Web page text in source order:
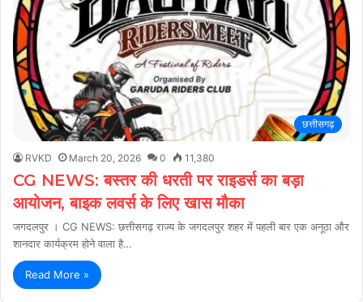
छत्तीसगढ़
RVKD March 20, 2026 0 11,380
CG NEWS: बस्तर की धरती पर राइडर्स का बड़ा
आयोजन, बाइक लवर्स के लिए खास मौका
जगदलपुर । CG NEWS: छत्तीसगढ़ राज्य के जगदलपुर शहर में पहली बार एक अनूठा और
शानदार कार्यक्रम होने वाला है…
Read More »